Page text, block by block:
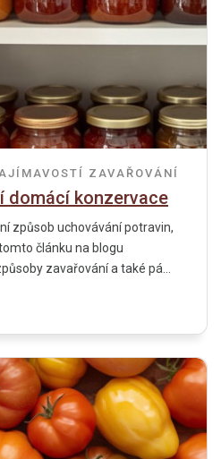
ZAVAŘOVÁNÍ
domácí konzervace
způsob uchovávání potravin,
článku na blogu
zavařování a také pá...